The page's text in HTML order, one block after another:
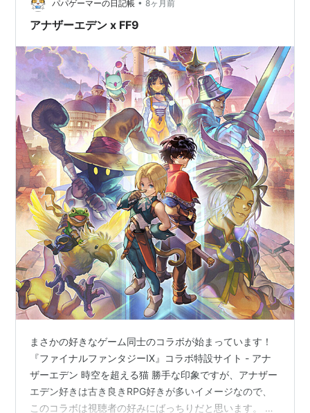
システムになっていて、 装備がアビリティを持ってい
て、 戦闘でポイントを貯めると永続化される…
パパゲーマーの日記帳 • 8ヶ月前
アナザーエデン x FF9
まさかの好きなゲーム同士のコラボが始まっています！
『ファイナルファンタジーIX』コラボ特設サイト - アナ
ザーエデン 時空を超える猫 勝手な印象ですが、アナザー
エデン好きは古き良きRPG好きが多いイメージなので、
このコラボは視聴者の好みにばっちりだと思います。 自